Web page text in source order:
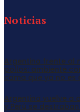
Noticias
Argentina frente al
pollos: ambiente
cama que ya no es
Argentina vuelve a
y Perú se